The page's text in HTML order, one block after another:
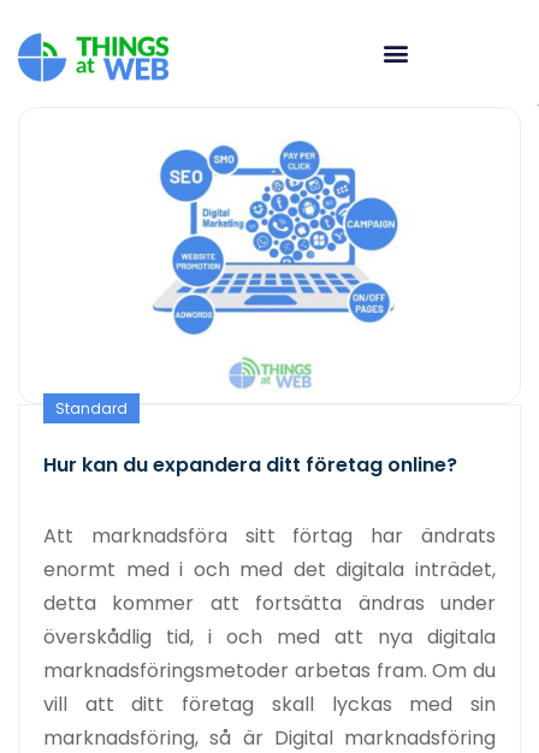
Standard
Hur kan du expandera ditt företag online?
Att marknadsföra sitt förtag har ändrats
enormt med i och med det digitala inträdet,
detta kommer att fortsätta ändras under
överskådlig tid, i och med att nya digitala
marknadsföringsmetoder arbetas fram. Om du
vill att ditt företag skall lyckas med sin
marknadsföring, så är Digital marknadsföring